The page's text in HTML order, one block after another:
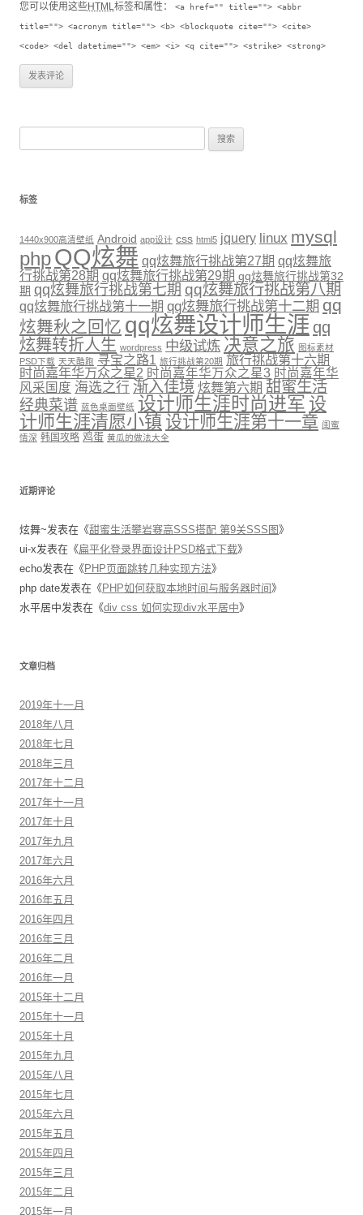
您可以使用这些HTML标签和属性： <a href="" title=""> <abbr
title=""> <acronym title=""> <b> <blockquote cite=""> <cite>
<code> <del datetime=""> <em> <i> <q cite=""> <strike> <strong>
标签
1440x900高清壁纸 Android app设计 css html5 jquery linux mysql
phpQQ炫舞 qq炫舞旅行挑战第27期 qq炫舞旅
行挑战第28期 qq炫舞旅行挑战第29期 qq炫舞旅行挑战第32
期 qq炫舞旅行挑战第七期 qq炫舞旅行挑战第八期
qq炫舞旅行挑战第十一期 qq炫舞旅行挑战第十二期 qq
炫舞秋之回忆 qq炫舞设计师生涯 qq
炫舞转折人生 wordpress 中级试炼 决意之旅 图标素材
PSD下载 天天酷跑 寻宝之路1 旅行挑战第20期 旅行挑战第十六期
时尚嘉年华万众之星2 时尚嘉年华万众之星3 时尚嘉年华
风采国度 海选之行 渐入佳境 炫舞第六期 甜蜜生活
经典菜谱 蓝色桌面壁纸 设计师生涯时尚进军 设
计师生涯清愿小镇 设计师生涯第十一章 闺蜜
情深 韩国攻略 鸡蛋 黄瓜的做法大全
近期评论
炫舞~发表在《甜蜜生活攀岩赛高SSS搭配 第9关SSS图 》
ui-x发表在《扁平化登录界面设计PSD格式下载》
echo发表在《 PHP页面跳转几种实现方法》
php date发表在《 PHP如何获取本地时间与服务器时间 》
水平居中发表在《div css 如何实现div水平居中》
文章归档
2019年十一月
2018年八月
2018年七月
2018年三月
2017年十二月
2017年十一月
2017年十月
2017年九月
2017年六月
2016年六月
2016年五月
2016年四月
2016年三月
2016年二月
2016年一月
2015年十二月
2015年十一月
2015年十月
2015年九月
2015年八月
2015年七月
2015年六月
2015年五月
2015年四月
2015年三月
2015年二月
2015年一月